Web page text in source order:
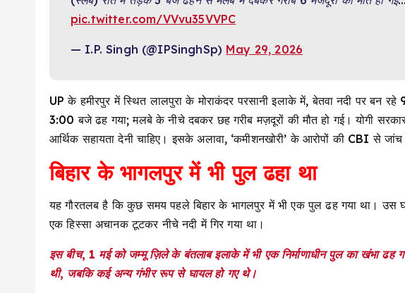
pic.twitter.com/VVvu35VVPC
— I.P. Singh (@IPSinghSp) May 29, 2026
UP के हमीरपुर में स्थित लालपुरा के मोराकंदर परसानी इलाके में, बेतवा नदी पर बन
3:00 बजे ढह गया; मलबे के नीचे दबकर छह गरीब मज़दूरों की मौत हो गई। योगी
आर्थिक सहायता देनी चाहिए। इसके अलावा, ‘कमीशनखोरी’ के आरोपों की CBI से जांच
बिहार के भागलपुर में भी पुल ढहा था
यह गौरतलब है कि कुछ समय पहले बिहार के भागलपुर में भी एक पुल ढह गया था। उस
एक हिस्सा अचानक टूटकर नीचे नदी में गिर गया था।
इस बीच, 1 मई को जम्मू ज़िले के बंतलाब इलाके में भी एक निर्माणाधीन पुल का खंभा ढह
थी, जबकि कई अन्य गंभीर रूप से घायल हो गए थे।